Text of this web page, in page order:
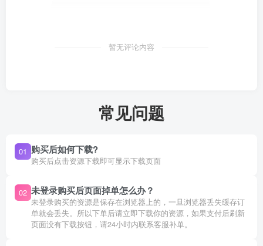
暂无评论内容
常见问题
01 购买后如何下载?
购买后点击资源下载即可显示下载页面
02 未登录购买后页面掉单怎么办？
未登录购买的资源是保存在浏览器上的，一旦浏览器丢失缓存订
单就会丢失。所以下单后请立即下载你的资源，如果支付后刷新
页面没有下载按钮，请24小时内联系客服补单。